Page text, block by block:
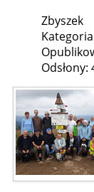
Zbyszek
Odsłony: